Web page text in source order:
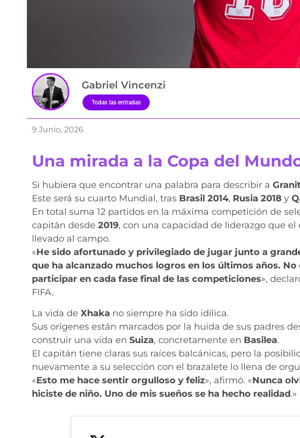
Gabriel Vincenzi
Todas las entradas
9 Junio, 2026
Una mirada a la Copa del
Si hubiera que encontrar una palabra para describir a
Este será su cuarto Mundial, tras Brasil 2014, Rusia 2018y
En total suma 12 partidos en la máxima competición de
capitán desde 2019, con una capacidad de liderazgo que
llevado al campo.
«He sido afortunado y privilegiado de jugar junto a
que ha alcanzado muchos logros en los últimos años.
participar en cada fase final de las competiciones»,
FIFA.
La vida de Xhaka no siempre ha sido idílica.
Sus orígenes están marcados por la huida de sus padres
construir una vida en Suiza, concretamente en Basilea.
El capitán tiene claras sus raíces balcánicas, pero la
nuevamente a su selección con el brazalete lo llena de
«Esto me hace sentir orgulloso y feliz», afirmó. «Nunca
hiciste de niño. Uno de mis sueños se ha hecho realidad.»